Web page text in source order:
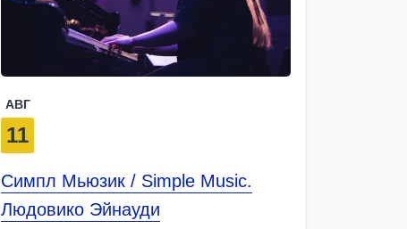
АВГ
11
Симпл Мьюзик / Simple Music.
Людовико Эйнауди